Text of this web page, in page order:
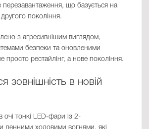
що базується на
покоління.
з агресивнішим виглядом,
безпеки та оновленими
просто рестайлінг, а нове покоління.
зовнішність в новій
тонкі LED‑фари із 2-